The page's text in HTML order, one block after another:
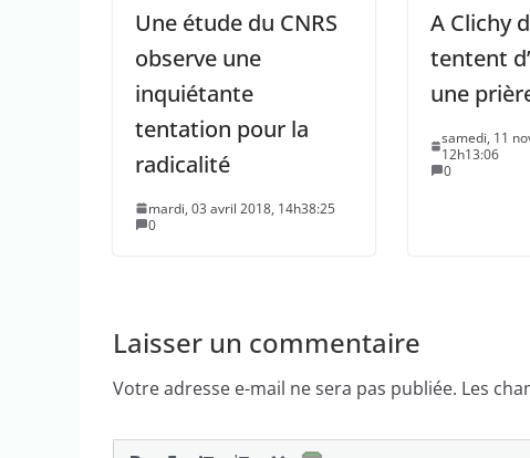
Une étude du CNRS
observe une
inquiétante
tentation pour la
radicalité
mardi, 03 avril 2018, 14h38:25
0
A Clichy
tentent
une
samedi, 11
12h13:06
0
Laisser un commentaire
Votre adresse e-mail ne sera pas publiée. Les